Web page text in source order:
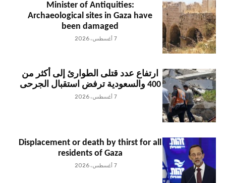
Minister of Antiquities:
Archaeological sites in Gaza have
been damaged
7 أغسطس، 2026
ارتفاع عدد قتلى الطوارئ إلى أكثر من
400 والسعودية ترفض استقبال الجرحى
7 أغسطس، 2026
Displacement or death by thirst for all
residents of Gaza
7 أغسطس، 2026